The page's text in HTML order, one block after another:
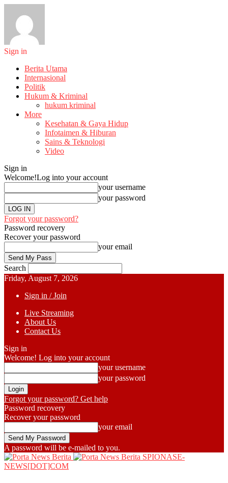
Sign in
Berita Utama
Internasional
Politik
Hukum & Kriminal
hukum kriminal
More
Kesehatan & Gaya Hidup
Infotaimen & Hiburan
Sains & Teknologi
Video
Sign in
Welcome!Log into your account
your username
your password
Forgot your password?
Password recovery
Recover your password
your email
Search
Friday, August 7, 2026
Sign in / Join
Live Streaming
About Us
Contact Us
Sign in
Welcome! Log into your account
your username
your password
Forgot your password? Get help
Password recovery
Recover your password
your email
A password will be e-mailed to you.
SPIONASE-
NEWS[DOT]COM